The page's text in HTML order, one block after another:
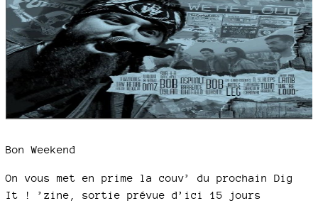
Bon Weekend
On vous met en prime la couv’ du prochain Dig
It ! ’zine, sortie prévue d’ici 15 jours